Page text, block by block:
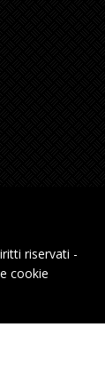
riservati -
cookie